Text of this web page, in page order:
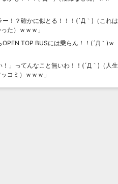
ー！？確かに似とる！！！(´Д｀)（これは
た）ｗｗｗ 」
OPEN TOP BUSには乗らん！！(´Д｀)ｗ
！」ってんなこと無いわ！！(´Д｀)（人生
コミ）ｗｗｗ 」